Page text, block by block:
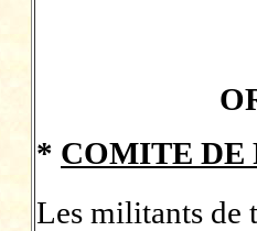
* COMITE DE
Les militants de